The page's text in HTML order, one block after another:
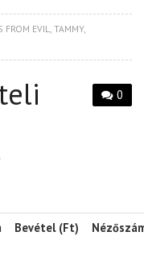
FROM EVIL,TAMMY,
0
Bevétel (Ft)